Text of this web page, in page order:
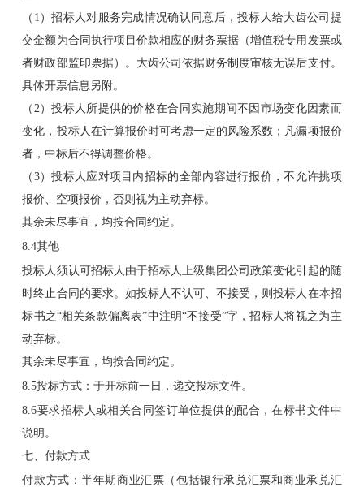
（1）招标人对服务完成情况确认同意后，投标人给大齿公司提
交金额为合同执行项目价款相应的财务票据（增值税专用发票或
者财政部监印票据）。大齿公司依据财务制度审核无误后支付。
具体开票信息另附。
（2）投标人所提供的价格在合同实施期间不因市场变化因素而
变化，投标人在计算报价时可考虑一定的风险系数；凡漏项报价
者，中标后不得调整价格。
（3）投标人应对项目内招标的全部内容进行报价，不允许挑项
报价、空项报价，否则视为主动弃标。
其余未尽事宜，均按合同约定。
8.4其他
投标人须认可招标人由于招标人上级集团公司政策变化引起的随
时终止合同的要求。如投标人不认可、不接受，则投标人在本招
标书之“相关条款偏离表”中注明“不接受”字，招标人将视之为主
动弃标。
其余未尽事宜，均按合同约定。
8.5投标方式：于开标前一日，递交投标文件。
8.6要求招标人或相关合同签订单位提供的配合，在标书文件中
说明。
七、付款方式
付款方式：半年期商业汇票（包括银行承兑汇票和商业承兑汇